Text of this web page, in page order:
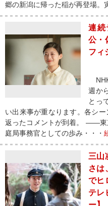
郷の新潟に帰った稲が再登場。
連
公・
フィ
週か
とっ
い出来事が重なります。各シ
返ったコメントが到着。 ――東
庭局事務官としての歩み・・・
三山
さは
でヒ
テレ